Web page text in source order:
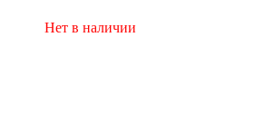
Нет в наличии